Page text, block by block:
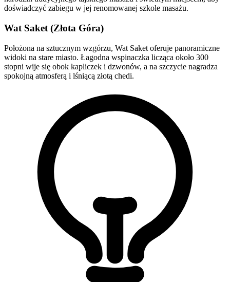
doświadczyć zabiegu w jej renomowanej szkole masażu.
Wat Saket (Złota Góra)
Położona na sztucznym wzgórzu, Wat Saket oferuje panoramiczne
widoki na stare miasto. Łagodna wspinaczka licząca około 300
stopni wije się obok kapliczek i dzwonów, a na szczycie nagradza
spokojną atmosferą i lśniącą złotą chedi.